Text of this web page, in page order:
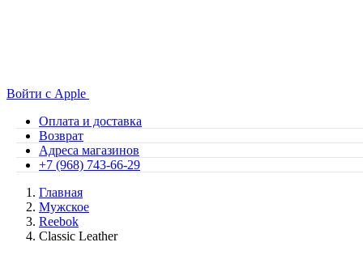
Войти с Apple
Оплата и доставка
Возврат
Адреса магазинов
+7 (968) 743-66-29
Главная
Мужское
Reebok
Classic Leather